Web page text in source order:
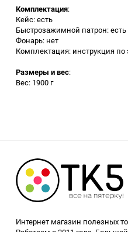
Комплектация:
Кейс: есть
Быстрозажимной патрон: есть
Фонарь: нет
Комплектация: инструкция по
Размеры и вес:
Вес: 1900 г
Интернет магазин полезных